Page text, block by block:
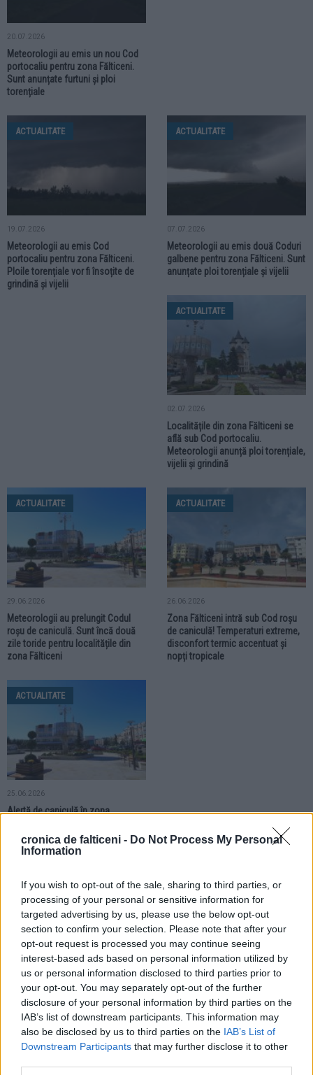
cronica de falticeni - Do Not Process My Personal
Information
If you wish to opt-out of the sale, sharing to third parties, or
processing of your personal or sensitive information for
targeted advertising by us, please use the below opt-out
section to confirm your selection. Please note that after your
opt-out request is processed you may continue seeing
interest-based ads based on personal information utilized by
us or personal information disclosed to third parties prior to
your opt-out. You may separately opt-out of the further
disclosure of your personal information by third parties on the
IAB’s list of downstream participants. This information may
also be disclosed by us to third parties on the IAB’s List of
Downstream Participants that may further disclose it to other
20.07.2026
Meteorologii au emis un nou Cod
portocaliu pentru zona Fălticeni.
Sunt anunțate furtuni și ploi
torențiale
ACTUALITATE
19.07.2026
Meteorologii au emis Cod
portocaliu pentru zona Fălticeni.
Ploile torențiale vor fi însoțite de
grindină și vijelii
ACTUALITATE
07.07.2026
Meteorologii au emis două Coduri
galbene pentru zona Fălticeni. Sunt
anunțate ploi torențiale și vijelii
ACTUALITATE
02.07.2026
Localitățile din zona Fălticeni se
află sub Cod portocaliu.
Meteorologii anunță ploi torențiale,
vijelii și grindină
ACTUALITATE
29.06.2026
Meteorologii au prelungit Codul
roșu de caniculă. Sunt încă două
zile toride pentru localitățile din
zona Fălticeni
ACTUALITATE
26.06.2026
Zona Fălticeni intră sub Cod roșu
de caniculă! Temperaturi extreme,
disconfort termic accentuat și
nopți tropicale
ACTUALITATE
25.06.2026
Alertă de caniculă în zona
galben. Vor fi temperaturi de până
la 35 de grade